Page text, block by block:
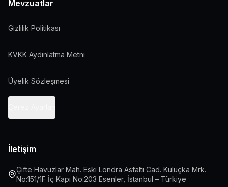
Mevzuatlar
Gizlilik Politikası
KVKK Aydınlatma Metni
Üyelik Sözleşmesi
İletişim
Çifte Havuzlar Mah. Eski Londra Asfaltı Cad. Kuluçka Mrk.
No:151/1F İç Kapı No:203 Esenler, İstanbul – Türkiye